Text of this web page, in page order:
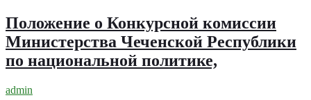
Положение о Конкурсной комиссии
Министерства Чеченской Республики
по национальной политике,
admin